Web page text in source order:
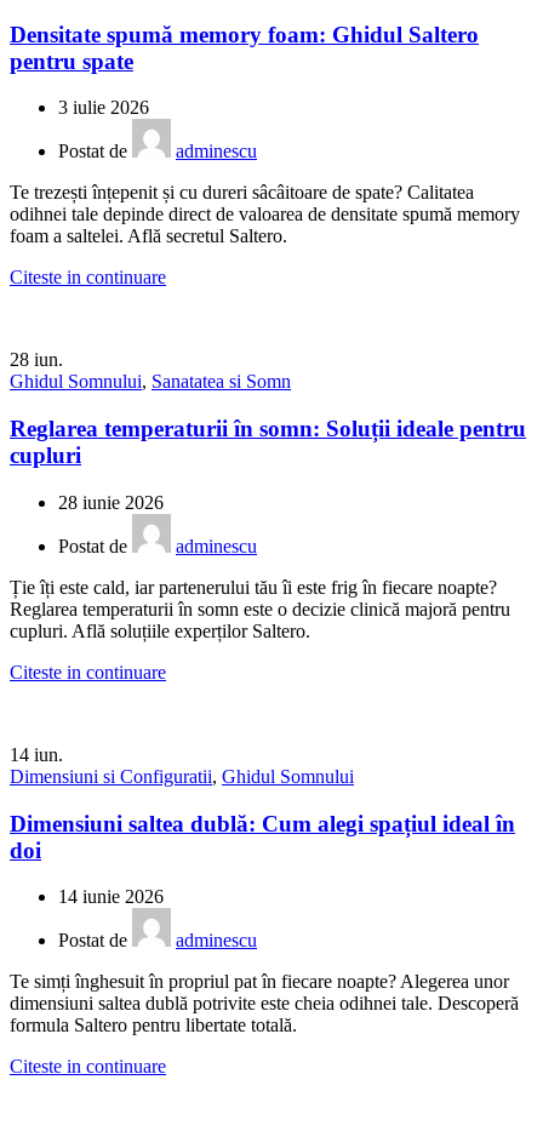
Densitate spumă memory foam: Ghidul Saltero
pentru spate
3 iulie 2026
Postat de
adminescu
Te trezești înțepenit și cu dureri sâcâitoare de spate? Calitatea
odihnei tale depinde direct de valoarea de densitate spumă memory
foam a saltelei. Află secretul Saltero.
Citeste in continuare
28 iun.
Ghidul Somnului, Sanatatea si Somn
Reglarea temperaturii în somn: Soluții ideale pentru
cupluri
28 iunie 2026
Postat de
adminescu
Ție îți este cald, iar partenerului tău îi este frig în fiecare noapte?
Reglarea temperaturii în somn este o decizie clinică majoră pentru
cupluri. Află soluțiile experților Saltero.
Citeste in continuare
14 iun.
Dimensiuni si Configuratii, Ghidul Somnului
Dimensiuni saltea dublă: Cum alegi spațiul ideal în
doi
14 iunie 2026
Postat de
adminescu
Te simți înghesuit în propriul pat în fiecare noapte? Alegerea unor
dimensiuni saltea dublă potrivite este cheia odihnei tale. Descoperă
formula Saltero pentru libertate totală.
Citeste in continuare